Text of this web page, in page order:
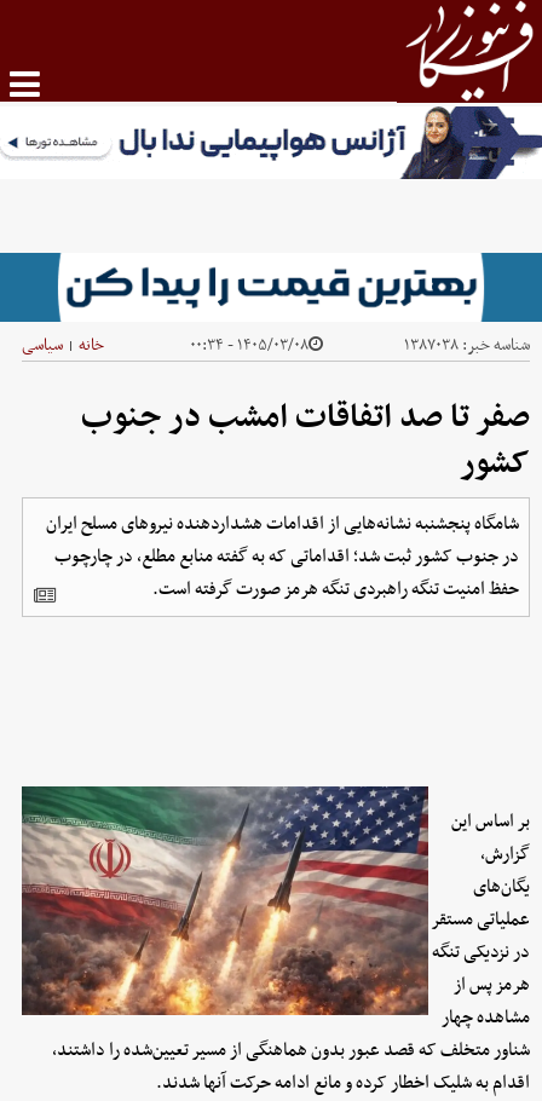
شناسه خبر:۱۳۸۷۰۳۸ ۱۴۰۵/۰۳/۰۸ - ۰۰:۳۴ خانه | سیاسی
صفر تا صد اتفاقات امشب در جنوب
کشور
شامگاه پنجشنبه نشانه‌هایی از اقدامات هشداردهنده نیروهای مسلح ایران
در جنوب کشور ثبت شد؛ اقداماتی که به گفته منابع مطلع، در چارچوب
حفظ امنیت تنگه راهبردی تنگه هرمز صورت گرفته است.
بر اساس این
گزارش،
یگان‌های
عملیاتی مستقر
در نزدیکی تنگه
هرمز پس از
مشاهده چهار
شناور متخلف که قصد عبور بدون هماهنگی از مسیر تعیین‌شده را داشتند،
اقدام به شلیک اخطار کرده و مانع ادامه حرکت آنها شدند.